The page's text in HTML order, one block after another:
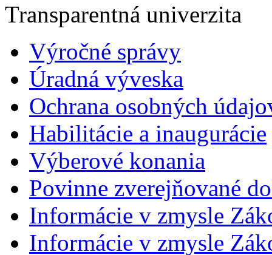
Transparentná univerzita
Výročné správy
Úradná výveska
Ochrana osobných
Habilitácie a inaugurácie
Výberové konania
Povinne zverejňované
Informácie v zmysle
Informácie v zmysle